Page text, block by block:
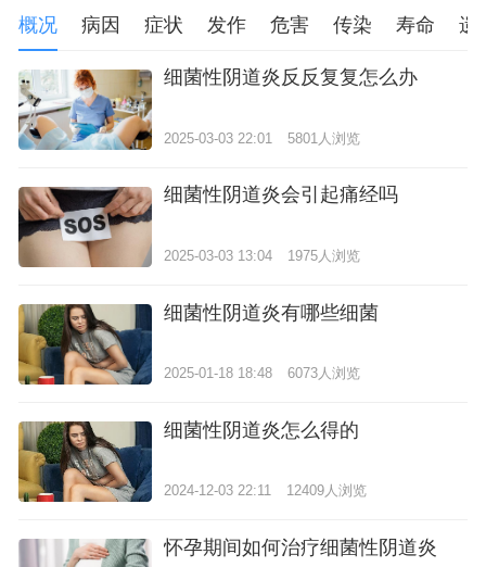
概况 病因 症状 发作 危害 传染 寿命 遗
细菌性阴道炎反反复复怎么办
2025-03-03 22:01 5801人浏览
细菌性阴道炎会引起痛经吗
2025-03-03 13:04 1975人浏览
细菌性阴道炎有哪些细菌
2025-01-18 18:48 6073人浏览
细菌性阴道炎怎么得的
2024-12-03 22:11 12409人浏览
怀孕期间如何治疗细菌性阴道炎